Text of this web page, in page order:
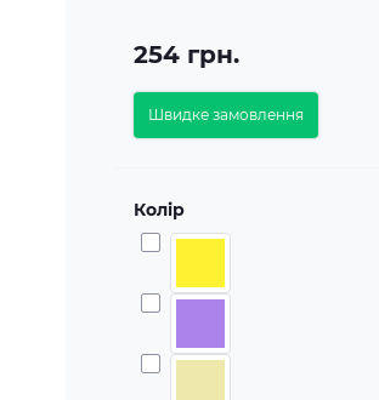
254 грн.
Швидке замовлення
Колір